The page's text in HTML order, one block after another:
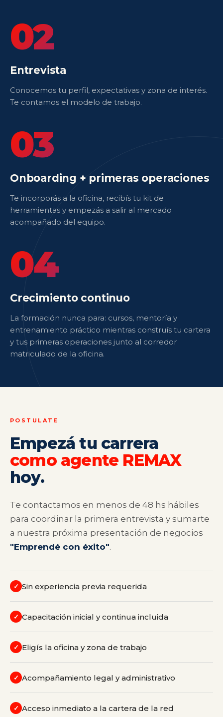
02
Entrevista
Conocemos tu perfil, expectativas y zona de interés.
Te contamos el modelo de trabajo.
03
Onboarding + primeras operaciones
Te incorporás a la oficina, recibís tu kit de
herramientas y empezás a salir al mercado
acompañado del equipo.
04
Crecimiento continuo
La formación nunca para: cursos, mentoría y
entrenamiento práctico mientras construís tu cartera
y tus primeras operaciones junto al corredor
matriculado de la oficina.
POSTULATE
Empezá tu carrera
como agente REMAX
hoy.
Te contactamos en menos de 48 hs hábiles
para coordinar la primera entrevista y sumarte
a nuestra próxima presentación de negocios
"Emprendé con éxito".
✓ Sin experiencia previa requerida
✓ Capacitación inicial y continua incluida
✓ Eligís la oficina y zona de trabajo
✓ Acompañamiento legal y administrativo
✓ Acceso inmediato a la cartera de la red